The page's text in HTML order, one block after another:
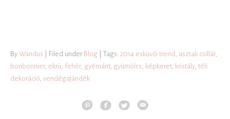
By Wandus | Filed under Blog | Tags: 2014 esküvői trend, asztali csillár,
bonbonnier, ekrü, fehér, gyémánt, gyümölcs , képkeret, kristály, téli
dekoráció, vendégajándék